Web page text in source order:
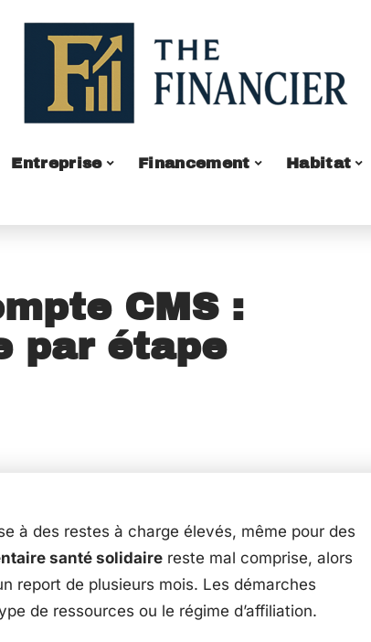
Entreprise Financement Habitat
CMS :
par étape
à des restes à charge élevés, même pour des
santé solidaire reste mal comprise, alors
report de plusieurs mois. Les démarches
de ressources ou le régime d’affiliation.